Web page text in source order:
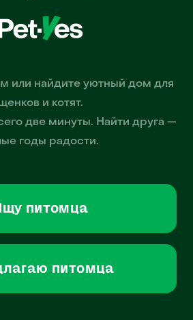
или найдите уютный дом для
и котят.
две минуты. Найти друга —
годы радости.
питомца
питомца